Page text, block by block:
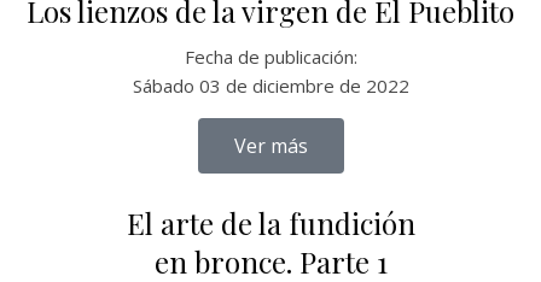
Los lienzos de la virgen de El Pueblito
Fecha de publicación:
Sábado 03 de diciembre de 2022
Ver más
El arte de la fundición
en bronce. Parte 1